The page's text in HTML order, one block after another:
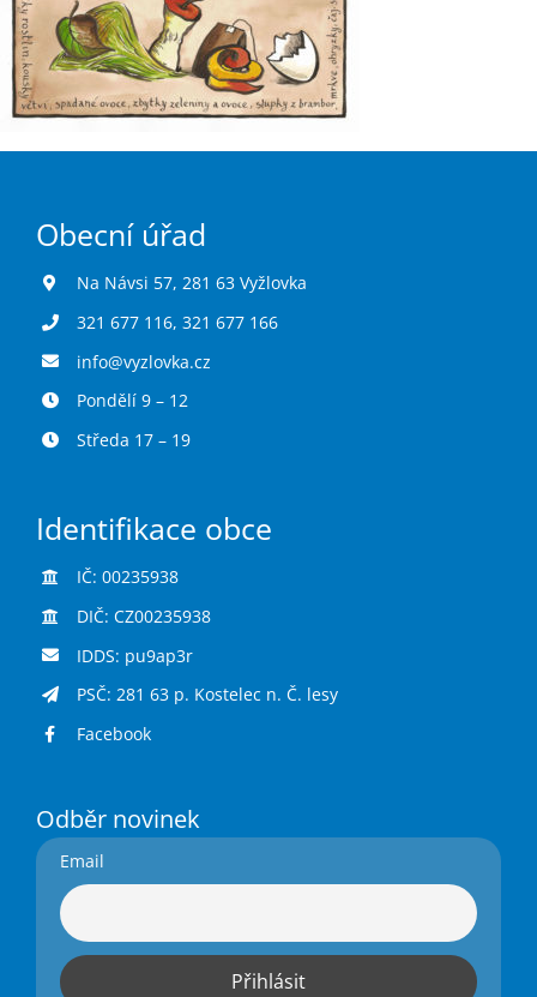
Obecní úřad
Na Návsi 57, 281 63 Vyžlovka
321 677 116, 321 677 166
info@vyzlovka.cz
Pondělí 9 – 12
Středa 17 – 19
Identifikace obce
IČ: 00235938
DIČ: CZ00235938
IDDS: pu9ap3r
PSČ: 281 63 p. Kostelec n. Č. lesy
Facebook
Odběr novinek
Email